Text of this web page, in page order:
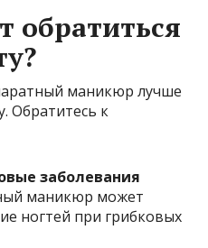
обратиться
маникюр лучше
Обратитесь к
заболевания
маникюр может
ногтей при грибковых